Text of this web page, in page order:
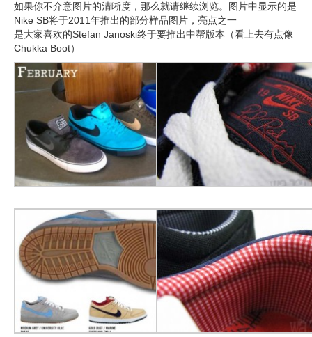
如果你不介意图片的清晰度，那么就请继续浏览。图片中显示的是
Nike SB将于2011年推出的部分样品图片，亮点之一
是大家喜欢的Stefan Janoski终于要推出中帮版本（看上去有点像
Chukka Boot）